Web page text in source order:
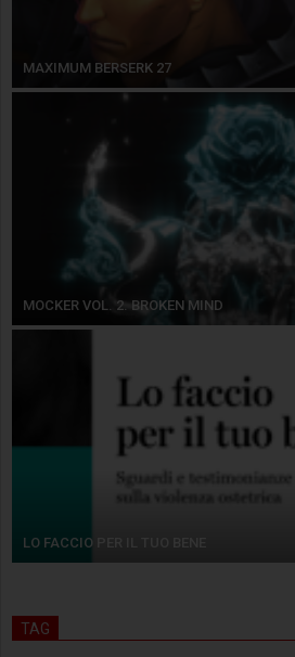
MAXIMUM BERSERK 27
MOCKER VOL. 2. BROKEN MIND
LO FACCIO PER IL TUO BENE
TAG